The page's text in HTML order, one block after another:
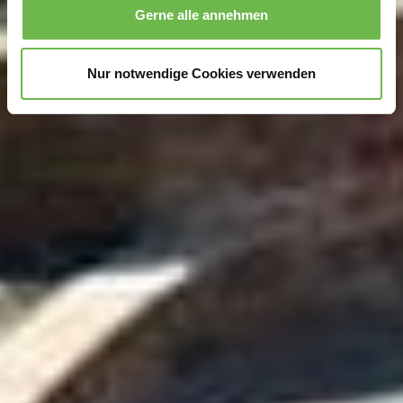
zu können und die Zugriffe auf unsere Website zu
analysieren.Danke, dass Sie uns in unserer Arbeit
unterstützen!
erhobenen Daten in den USA durch Google und
zugleich gem. Art. 49 Abs. 1 S. 1 lit. a DSGVO ein, dass
Ihre Daten in den USA verarbeitet werden. Die USA
Datenschutzniveau eingeschätzt. Es besteht
insbesondere das Risiko, dass Ihre Daten durch US-
Behörden, zu Kontroll- und zu Überwachungszwecken,
möglicherweise auch ohne Rechtsbehelfsmöglichkeiten,
verarbeitet werden können. Wenn Sie auf "Auswahl
manuell festlegen" klicken und keine der optionalen
Boxen (Präferenzen, Statistiken oder Marketing
ausgewählt haben, findet die vorgehend beschriebene
Gerne alle annehmen
Nur notwendige Cookies verwenden